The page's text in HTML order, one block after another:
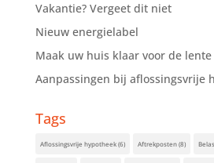
Vakantie? Vergeet dit niet
Nieuw energielabel
Maak uw huis klaar voor de
Aanpassingen bij aflossingsvrije
Tags
Aflossingsvrije hypotheek(6) Aftrekposten(8)